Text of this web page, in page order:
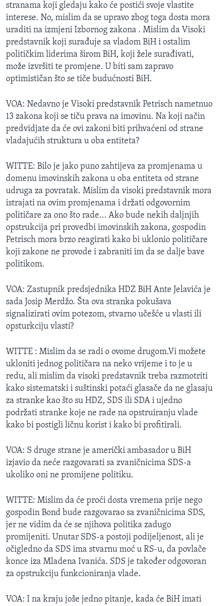
stranama koji gledaju kako će postići svoje vlastite
interese. No, mislim da se upravo zbog toga dosta mora
uraditi na izmjeni Izbornog zakona . Mislim da Visoki
predstavnik koji surađuje sa vladom BiH i ostalim
političkim liderima širom BiH, koji žele surađivati,
može izvršiti te promjene. U biti sam zapravo
optimističan što se tiče budućnosti BiH.
VOA: Nedavno je Visoki predstavnik Petrisch nametnuo
13 zakona koji se tiču prava na imovinu. Na koji način
predvidjate da će ovi zakoni biti prihvaćeni od strane
vladajućih struktura u oba entiteta?
WITTE: Bilo je jako puno zahtijeva za promjenama u
domenu imovinskih zakona u oba entiteta od strane
udruga za povratak. Mislim da visoki predstavnik mora
istrajati na ovim promjenama i držati odgovornim
političare za ono što rade... Ako bude nekih daljnjih
opstrukcija pri provedbi imovinskih zakona, gospodin
Petrisch mora brzo reagirati kako bi uklonio političare
koji zakone ne provode i zabraniti im da se dalje bave
politikom.
VOA: Zastupnik predsjednika HDZ BiH Ante Jelavića je
sada Josip Merdžo. Šta ova stranka pokušava
signalizirati ovim potezom, stvarno učešće u vlasti ili
opsturkciju vlasti?
WITTE : Mislim da se radi o ovome drugom.Vi možete
ukloniti jednog političara na neko vrijeme i to je u
redu, ali mislim da visoki predstavnik treba razmotriti
kako sistematski i suštinski potaći glasače da ne glasaju
za stranke kao što su HDZ, SDS ili SDA i ujedno
podržati stranke koje ne rade na opstruiranju vlade
kako bi postigli ličnu korist i kako bi profitirali.
VOA: S druge strane je američki ambasador u BiH
izjavio da neće razgovarati sa zvaničnicima SDS-a
ukoliko oni ne promijene politiku.
WITTE: Mislim da će proći dosta vremena prije nego
gospodin Bond bude razgovarao sa zvaničnicima SDS,
jer ne vidim da će se njihova politika zadugo
promijeniti. Unutar SDS-a postoji podijeljenost, ali je
očigledno da SDS ima stvarnu moć u RS-u, da povlače
konce iza Mladena Ivanića. SDS je također odgovoran
za opstrukciju funkcioniranja vlade.
VOA: I na kraju joše jedno pitanje, kada će BiH imati